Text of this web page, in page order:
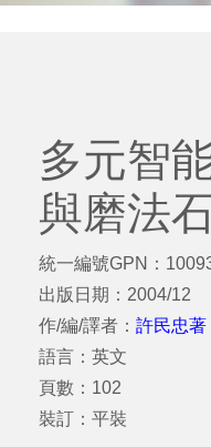
多元智
與磨法
統一編號GPN：
出版日期：2004/12
作/編/譯者： 許民忠著
語言：英文
頁數：102
裝訂：平裝